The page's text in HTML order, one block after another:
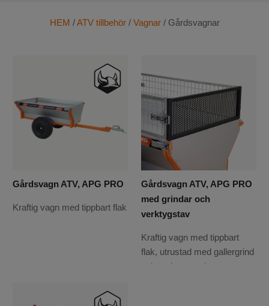
snabb leverans från vårt lager i Sverige och
och effektivare – utforska vårt sortiment och beställ idag!
HEM /ATV tillbehör/ Vagnar/ Gårdsvagnar
Gårdsvagn ATV, APG PRO
Kraftig vagn med tippbart flak
Gårdsvagn ATV, APG PRO
med grindar och
verktygstav
Kraftig vagn med tippbart
flak, utrustad med gallergrind
och verktygstavla